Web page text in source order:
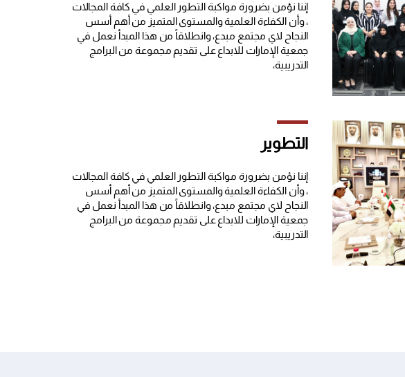
إننا نؤمن بضرورة مواكبة التطور العلمي في كافة المجالات
، وأن الكفاءة العلمية والمستوى المتميز من أهم أسس
النجاح لاي مجتمع مبدع، وانطلاقاً من هذا المبدأ نعمل في
جمعية الإمارات للابداع على تقديم مجموعة من البرامج
التدريبية،
التطوير
إننا نؤمن بضرورة مواكبة التطور العلمي في كافة المجالات
، وأن الكفاءة العلمية والمستوى المتميز من أهم أسس
النجاح لاي مجتمع مبدع، وانطلاقاً من هذا المبدأ نعمل في
جمعية الإمارات للابداع على تقديم مجموعة من البرامج
التدريبية،